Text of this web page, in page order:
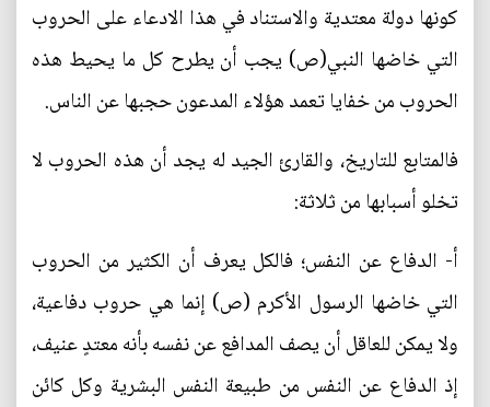
كونها دولة معتدية والاستناد في هذا الادعاء على الحروب
التي خاضها النبي(ص) يجب أن يطرح كل ما يحيط هذه
الحروب من خفايا تعمد هؤلاء المدعون حجبها عن الناس.
فالمتابع للتاريخ، والقارئ الجيد له يجد أن هذه الحروب لا
تخلو أسبابها من ثلاثة:
أ- الدفاع عن النفس؛ فالكل يعرف أن الكثير من الحروب
التي خاضها الرسول الأكرم (ص) إنما هي حروب دفاعية،
ولا يمكن للعاقل أن يصف المدافع عن نفسه بأنه معتدٍ عنيف،
إذ الدفاع عن النفس من طبيعة النفس البشرية وكل كائن